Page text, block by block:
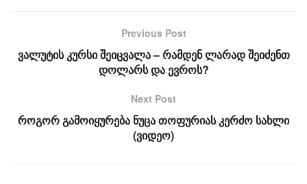
Previous Post
ვალუტის კურსი შეიცვალა – რამდენ ლარად შეიძენთ
დოლარს და ევროს?
Next Post
როგორ გამოიყურება ნუცა თოფურიას კერძო სახლი
(ვიდეო)